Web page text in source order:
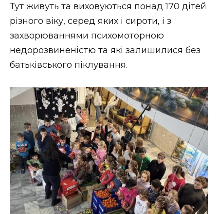
ФОТО
ВІДЕО
Тут живуть та виховуються понад 170 дітей
різного віку, серед яких і сироти, і з
захворюваннями психомоторною
недорозвиненістю та які залишилися без
батьківського піклування.